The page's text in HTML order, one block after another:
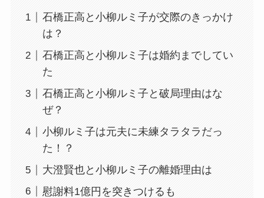
石橋正高と小柳ルミ子が交際のきっかけ
は？
石橋正高と小柳ルミ子は婚約までしてい
た
石橋正高と小柳ルミ子と破局理由はな
ぜ？
小柳ルミ子は元夫に未練タラタラだっ
た！？
大澄賢也と小柳ルミ子の離婚理由は
慰謝料1億円を突きつけるも